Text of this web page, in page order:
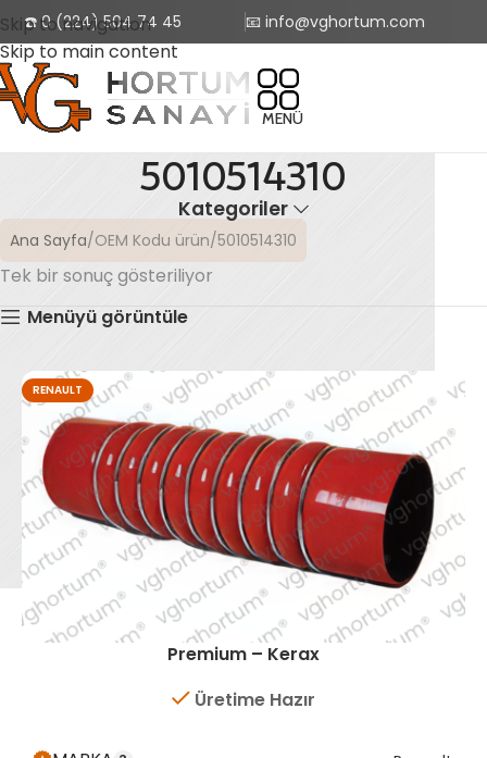
Skip to navigation
Skip to main content
☎️ 0 (224) 504 74 45 📧 info@vghortum.com
MENÜ
5010514310
Kategoriler
Ana Sayfa OEM Kodu ürün 5010514310
Tek bir sonuç gösteriliyor
Menüyü görüntüle
RENAULT
Premium – Kerax
Üretime Hazır